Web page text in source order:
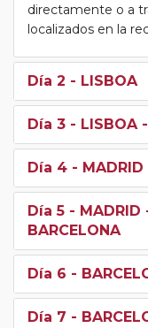
directamente o a
localizados en la
Día 2 - LISBOA
Día 3 - LISBOA
Día 4 - MADRID
Día 5 - MADRID
BARCELONA
Día 6 -
Día 7 -